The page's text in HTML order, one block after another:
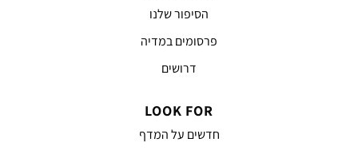
הסיפור שלנו
פרסומים במדיה
דרושים
LOOK FOR
חדשים על המדף